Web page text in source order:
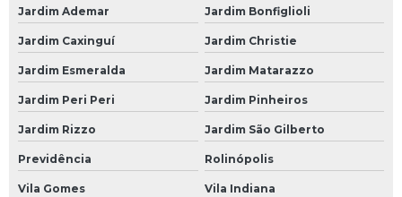
Bateria Carro Moura
Bateria de Carro
Bateria de Carro 45
Bateria de Carro 45 Amperes
Bateria de Carro 50 Amperes
Bateria de Carro 60
Jardim Ademar Jardim Bonfiglioli
Jardim Caxinguí Jardim Christie
Jardim Esmeralda Jardim Matarazzo
Jardim Peri Peri Jardim Pinheiros
Jardim Rizzo Jardim São Gilberto
Previdência Rolinópolis
Vila Gomes Vila Indiana